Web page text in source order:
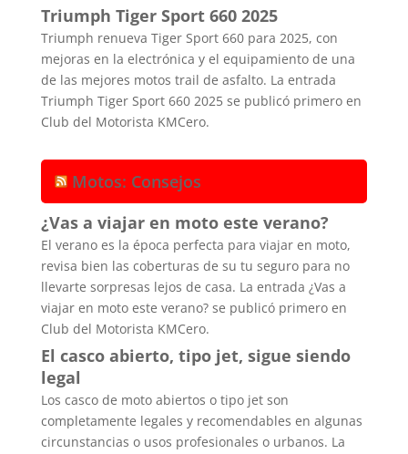
Triumph Tiger Sport 660 2025
Triumph renueva Tiger Sport 660 para 2025, con
mejoras en la electrónica y el equipamiento de una
de las mejores motos trail de asfalto. La entrada
Triumph Tiger Sport 660 2025 se publicó primero en
Club del Motorista KMCero.
Motos: Consejos
¿Vas a viajar en moto este verano?
El verano es la época perfecta para viajar en moto,
revisa bien las coberturas de su tu seguro para no
llevarte sorpresas lejos de casa. La entrada ¿Vas a
viajar en moto este verano? se publicó primero en
Club del Motorista KMCero.
El casco abierto, tipo jet, sigue siendo
legal
Los casco de moto abiertos o tipo jet son
completamente legales y recomendables en algunas
circunstancias o usos profesionales o urbanos. La